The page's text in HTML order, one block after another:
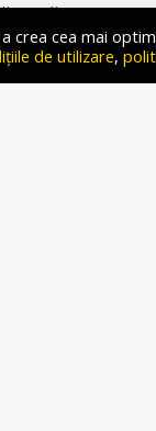
a
în fiecare
crea cea mai
de utilizare,